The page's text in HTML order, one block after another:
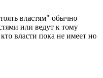
властям" обычно
или ведут к тому
власти пока не имеет но